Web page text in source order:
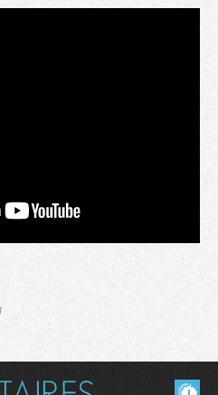
commentaires lus.